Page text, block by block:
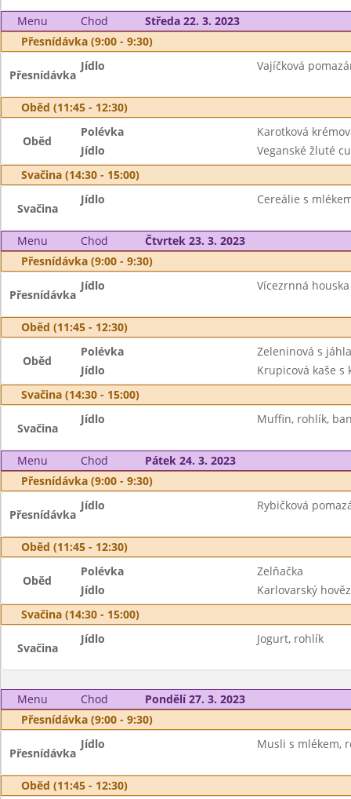
Menu Chod
Středa 22. 3. 2023
Přesnídávka (9:00 - 9:30)
Přesnídávka
Jídlo Vajíčková
Oběd (11:45 - 12:30)
Oběd
Polévka
Karotková
Jídlo
Veganské žluté
Svačina (14:30 - 15:00)
Svačina
Jídlo Cereálie s
Menu Chod
Čtvrtek 23. 3. 2023
Přesnídávka (9:00 - 9:30)
Přesnídávka
Jídlo Vícezrnná
Oběd (11:45 - 12:30)
Oběd
Polévka
Zeleninová s
Jídlo
Krupicová kaše s
Svačina (14:30 - 15:00)
Svačina
Jídlo Muffin, rohlík,
Menu Chod
Pátek 24. 3. 2023
Přesnídávka (9:00 - 9:30)
Přesnídávka
Jídlo Rybičková
Oběd (11:45 - 12:30)
Oběd
Polévka
Zelňačka
Jídlo
Karlovarský
Svačina (14:30 - 15:00)
Svačina
Jídlo Jogurt, rohlík
Menu Chod
Pondělí 27. 3. 2023
Přesnídávka (9:00 - 9:30)
Přesnídávka
Jídlo Musli s mlékem,
Oběd (11:45 - 12:30)